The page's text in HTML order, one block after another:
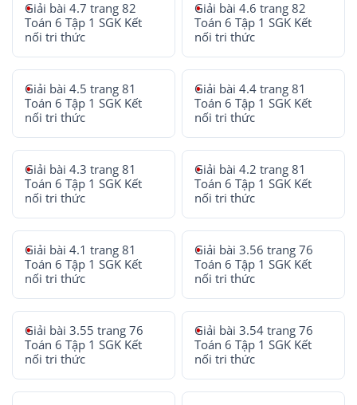
Giải bài 4.7 trang 82
Toán 6 Tập 1 SGK Kết
nối tri thức
Giải bài 4.6 trang 82
Toán 6 Tập 1 SGK Kết
nối tri thức
Giải bài 4.5 trang 81
Toán 6 Tập 1 SGK Kết
nối tri thức
Giải bài 4.4 trang 81
Toán 6 Tập 1 SGK Kết
nối tri thức
Giải bài 4.3 trang 81
Toán 6 Tập 1 SGK Kết
nối tri thức
Giải bài 4.2 trang 81
Toán 6 Tập 1 SGK Kết
nối tri thức
Giải bài 4.1 trang 81
Toán 6 Tập 1 SGK Kết
nối tri thức
Giải bài 3.56 trang 76
Toán 6 Tập 1 SGK Kết
nối tri thức
Giải bài 3.55 trang 76
Toán 6 Tập 1 SGK Kết
nối tri thức
Giải bài 3.54 trang 76
Toán 6 Tập 1 SGK Kết
nối tri thức